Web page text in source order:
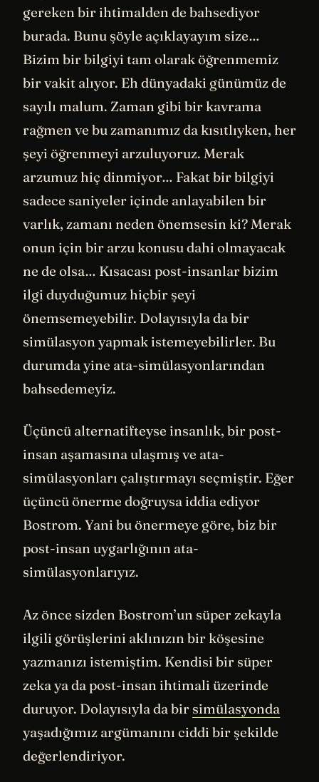
gereken bir ihtimalden de bahsediyor
burada. Bunu şöyle açıklayayım size…
Bizim bir bilgiyi tam olarak öğrenmemiz
bir vakit alıyor. Eh dünyadaki günümüz de
sayılı malum. Zaman gibi bir kavrama
rağmen ve bu zamanımız da kısıtlıyken, her
şeyi öğrenmeyi arzuluyoruz. Merak
arzumuz hiç dinmiyor… Fakat bir bilgiyi
sadece saniyeler içinde anlayabilen bir
varlık, zamanı neden önemsesin ki? Merak
onun için bir arzu konusu dahi olmayacak
ne de olsa… Kısacası post-insanlar bizim
ilgi duyduğumuz hiçbir şeyi
önemsemeyebilir. Dolayısıyla da bir
simülasyon yapmak istemeyebilirler. Bu
durumda yine ata-simülasyonlarından
bahsedemeyiz.
Üçüncü alternatifteyse insanlık, bir post-
insan aşamasına ulaşmış ve ata-
simülasyonları çalıştırmayı seçmiştir. Eğer
üçüncü önerme doğruysa iddia ediyor
Bostrom. Yani bu önermeye göre, biz bir
post-insan uygarlığının ata-
simülasyonlarıyız.
Az önce sizden Bostrom’un süper zekayla
ilgili görüşlerini aklınızın bir köşesine
yazmanızı istemiştim. Kendisi bir süper
zeka ya da post-insan ihtimali üzerinde
duruyor. Dolayısıyla da bir simülasyonda
yaşadığımız argümanını ciddi bir şekilde
değerlendiriyor.